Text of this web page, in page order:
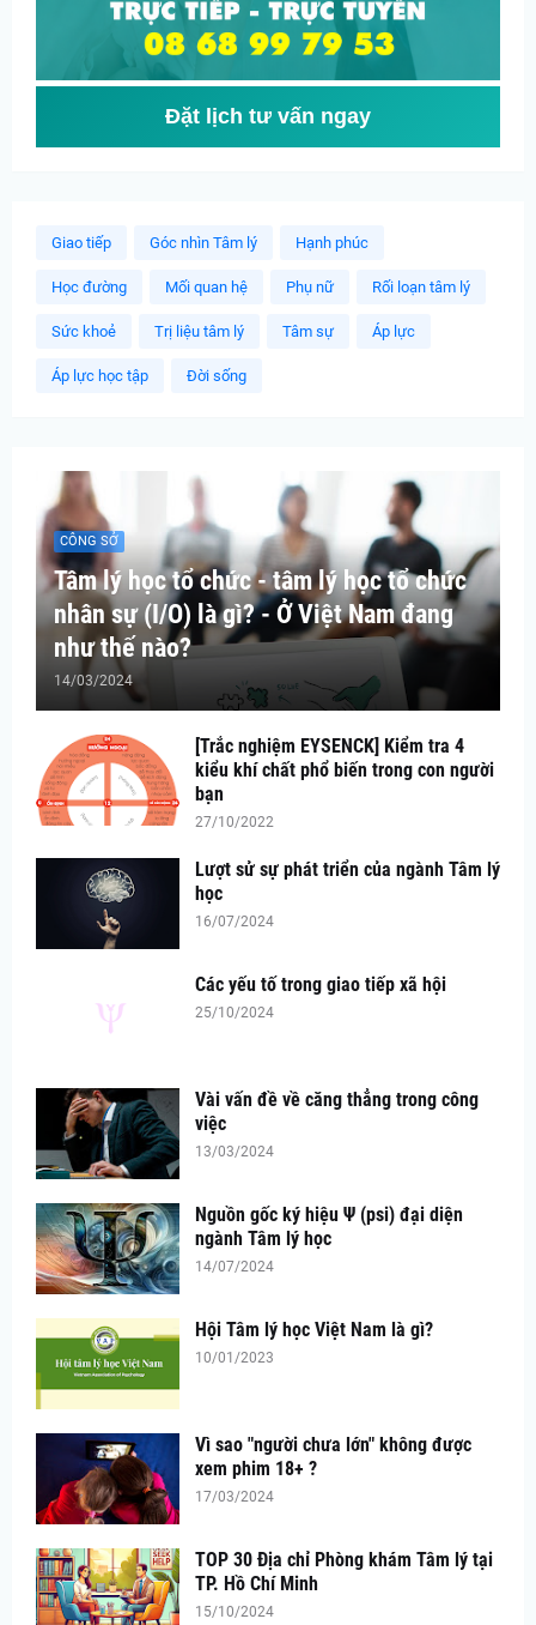
Đặt lịch tư vấn ngay
Giao tiếp Góc nhìn Tâm lý Hạnh phúc
Học đường Mối quan hệ Phụ nữ Rối loạn tâm lý
Sức khoẻ Trị liệu tâm lý Tâm sự Áp lực
Áp lực học tập Đời sống
CÔNG SỞ
Tâm lý học tổ chức - tâm lý học tổ chức
nhân sự (I/O) là gì? - Ở Việt Nam đang
như thế nào?
14/03/2024
[Trắc nghiệm EYSENCK] Kiểm tra 4
kiểu khí chất phổ biến trong con người
bạn
27/10/2022
Lượt sử sự phát triển của ngành Tâm lý
học
16/07/2024
Các yếu tố trong giao tiếp xã hội
25/10/2024
Vài vấn đề về căng thẳng trong công
việc
13/03/2024
Nguồn gốc ký hiệu Ψ (psi) đại diện
ngành Tâm lý học
14/07/2024
Hội Tâm lý học Việt Nam là gì?
10/01/2023
Vì sao "người chưa lớn" không được
xem phim 18+ ?
17/03/2024
TOP 30 Địa chỉ Phòng khám Tâm lý tại
TP. Hồ Chí Minh
15/10/2024